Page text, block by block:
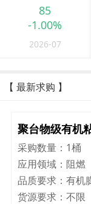
85
-1.00%
2026-07
【 最新求购 】
聚台物级有机
采购数量： 1桶
应用领域： 阻燃
品质要求： 有机
货源要求： 不限